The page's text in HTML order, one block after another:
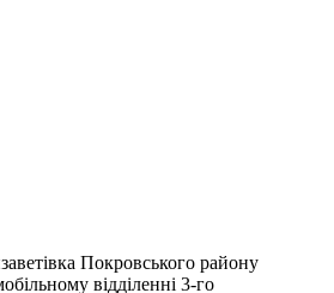
Покровського району
відділенні 3-го